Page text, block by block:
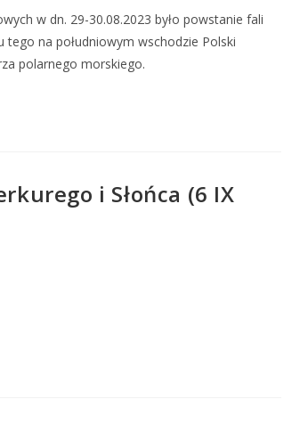
w dn. 29-30.08.2023 było powstanie fali
tego na południowym wschodzie Polski
polarnego morskiego.
i Słońca (6 IX